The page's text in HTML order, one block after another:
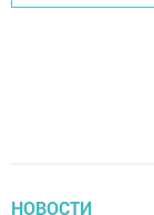
НОВОСТИ